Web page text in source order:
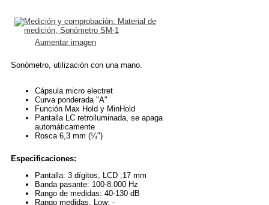
Aumentar imagen
Sonómetro, utilización con una mano.
Cápsula micro electret
Curva ponderada "A"
Función Max Hold y MinHold
Pantalla LC retroiluminada, se apaga
automáticamente
Rosca 6,3 mm (¼")
Especificaciones:
Pantalla: 3 dígitos, LCD ,17 mm
Banda pasante: 100-8.000 Hz
Rango de medidas: 40-130 dB
Rango medidas, Low: -